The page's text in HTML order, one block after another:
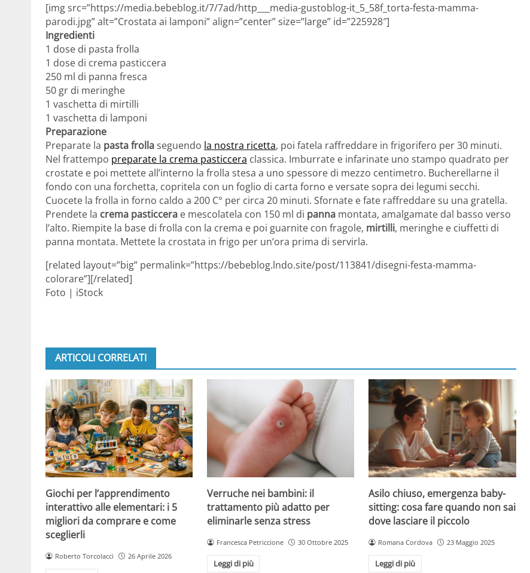
[img src=”https://media.bebeblog.it/7/7ad/http___media-gustoblog-it_5_58f_torta-festa-mamma-
parodi.jpg” alt=”Crostata ai lamponi” align=”center” size=”large” id=”225928″]
Ingredienti
1 dose di pasta frolla
1 dose di crema pasticcera
250 ml di panna fresca
50 gr di meringhe
1 vaschetta di mirtilli
1 vaschetta di lamponi
Preparazione
Preparate la pasta frollaseguendo la nostra ricetta, poi fatela raffreddare in frigorifero per 30 minuti.
Nel frattempo preparate la crema pasticcera classica. Imburrate e infarinate uno stampo quadrato per
crostate e poi mettete all’interno la frolla stesa a uno spessore di mezzo centimetro. Bucherellarne il
fondo con una forchetta, copritela con un foglio di carta forno e versate sopra dei legumi secchi.
Cuocete la frolla in forno caldo a 200 C° per circa 20 minuti. Sfornate e fate raffreddare su una gratella.
Prendete la crema pasticcera e mescolatela con 150 ml di panna montata, amalgamate dal basso verso
l’alto. Riempite la base di frolla con la crema e poi guarnite con fragole, mirtilli, meringhe e ciuffetti di
panna montata. Mettete la crostata in frigo per un’ora prima di servirla.
[related layout=”big” permalink=”https://bebeblog.lndo.site/post/113841/disegni-festa-mamma-
colorare”][/related]
Foto | iStock
ARTICOLI CORRELATI
Giochi per l’apprendimento
interattivo alle elementari: i 5
migliori da comprare e come
sceglierli
Roberto Torcolacci 26 Aprile 2026
Verruche nei bambini: il
trattamento più adatto per
eliminarle senza stress
Francesca Petriccione 30 Ottobre 2025
Leggi di più
Asilo chiuso, emergenza baby-
sitting: cosa fare quando non sai
dove lasciare il piccolo
Romana Cordova 23 Maggio 2025
Leggi di più